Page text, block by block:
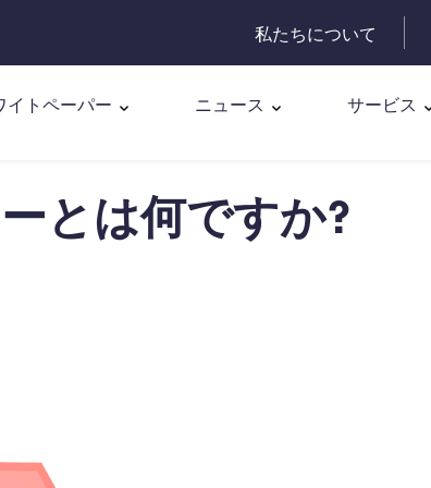
私たちについて
イトペーパー ニュース サービス
とは何ですか?